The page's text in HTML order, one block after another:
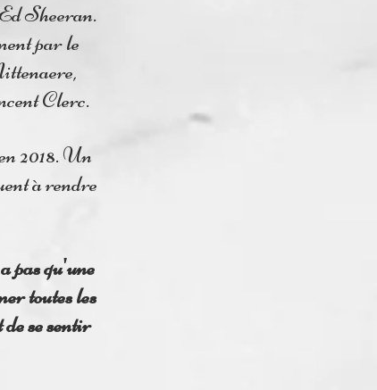
Sheeran.
par le
Clerc.
2018. Un
à rendre
pas qu'une
toutes les
se sentir